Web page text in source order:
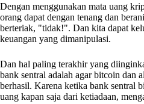
Dengan menggunakan mata uang
orang dapat dengan tenang dan
berteriak, "tidak!". Dan kita dapat
keuangan yang dimanipulasi.
Dan hal paling terakhir yang
bank sentral adalah agar bitcoin dan
berhasil. Karena ketika bank sentral
uang kapan saja dari ketiadaan,